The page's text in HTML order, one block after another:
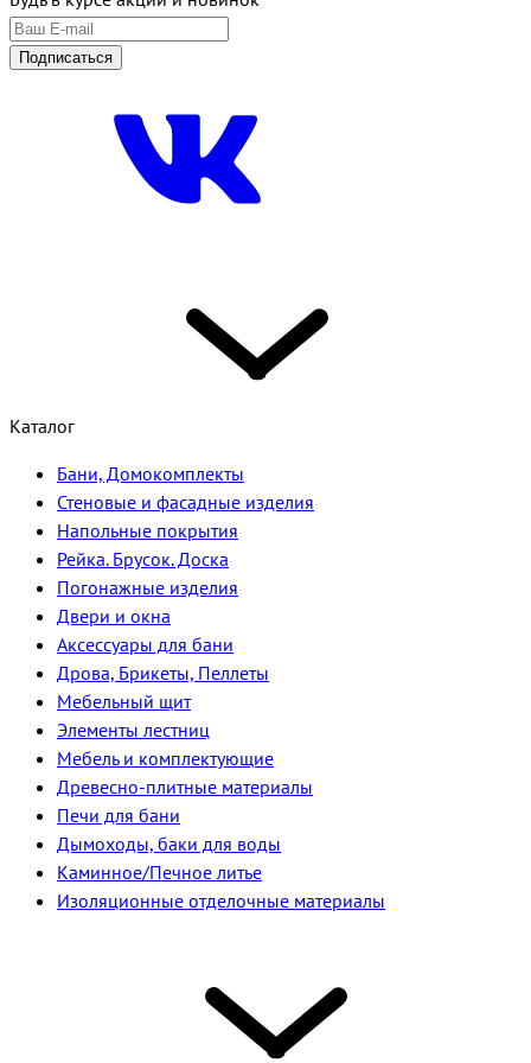
Подписаться
Каталог
Бани, Домокомплекты
Стеновые и фасадные изделия
Напольные покрытия
Рейка. Брусок. Доска
Погонажные изделия
Двери и окна
Аксессуары для бани
Дрова, Брикеты, Пеллеты
Мебельный щит
Элементы лестниц
Мебель и комплектующие
Древесно-плитные материалы
Печи для бани
Дымоходы, баки для воды
Каминное/Печное литье
Изоляционные отделочные материалы